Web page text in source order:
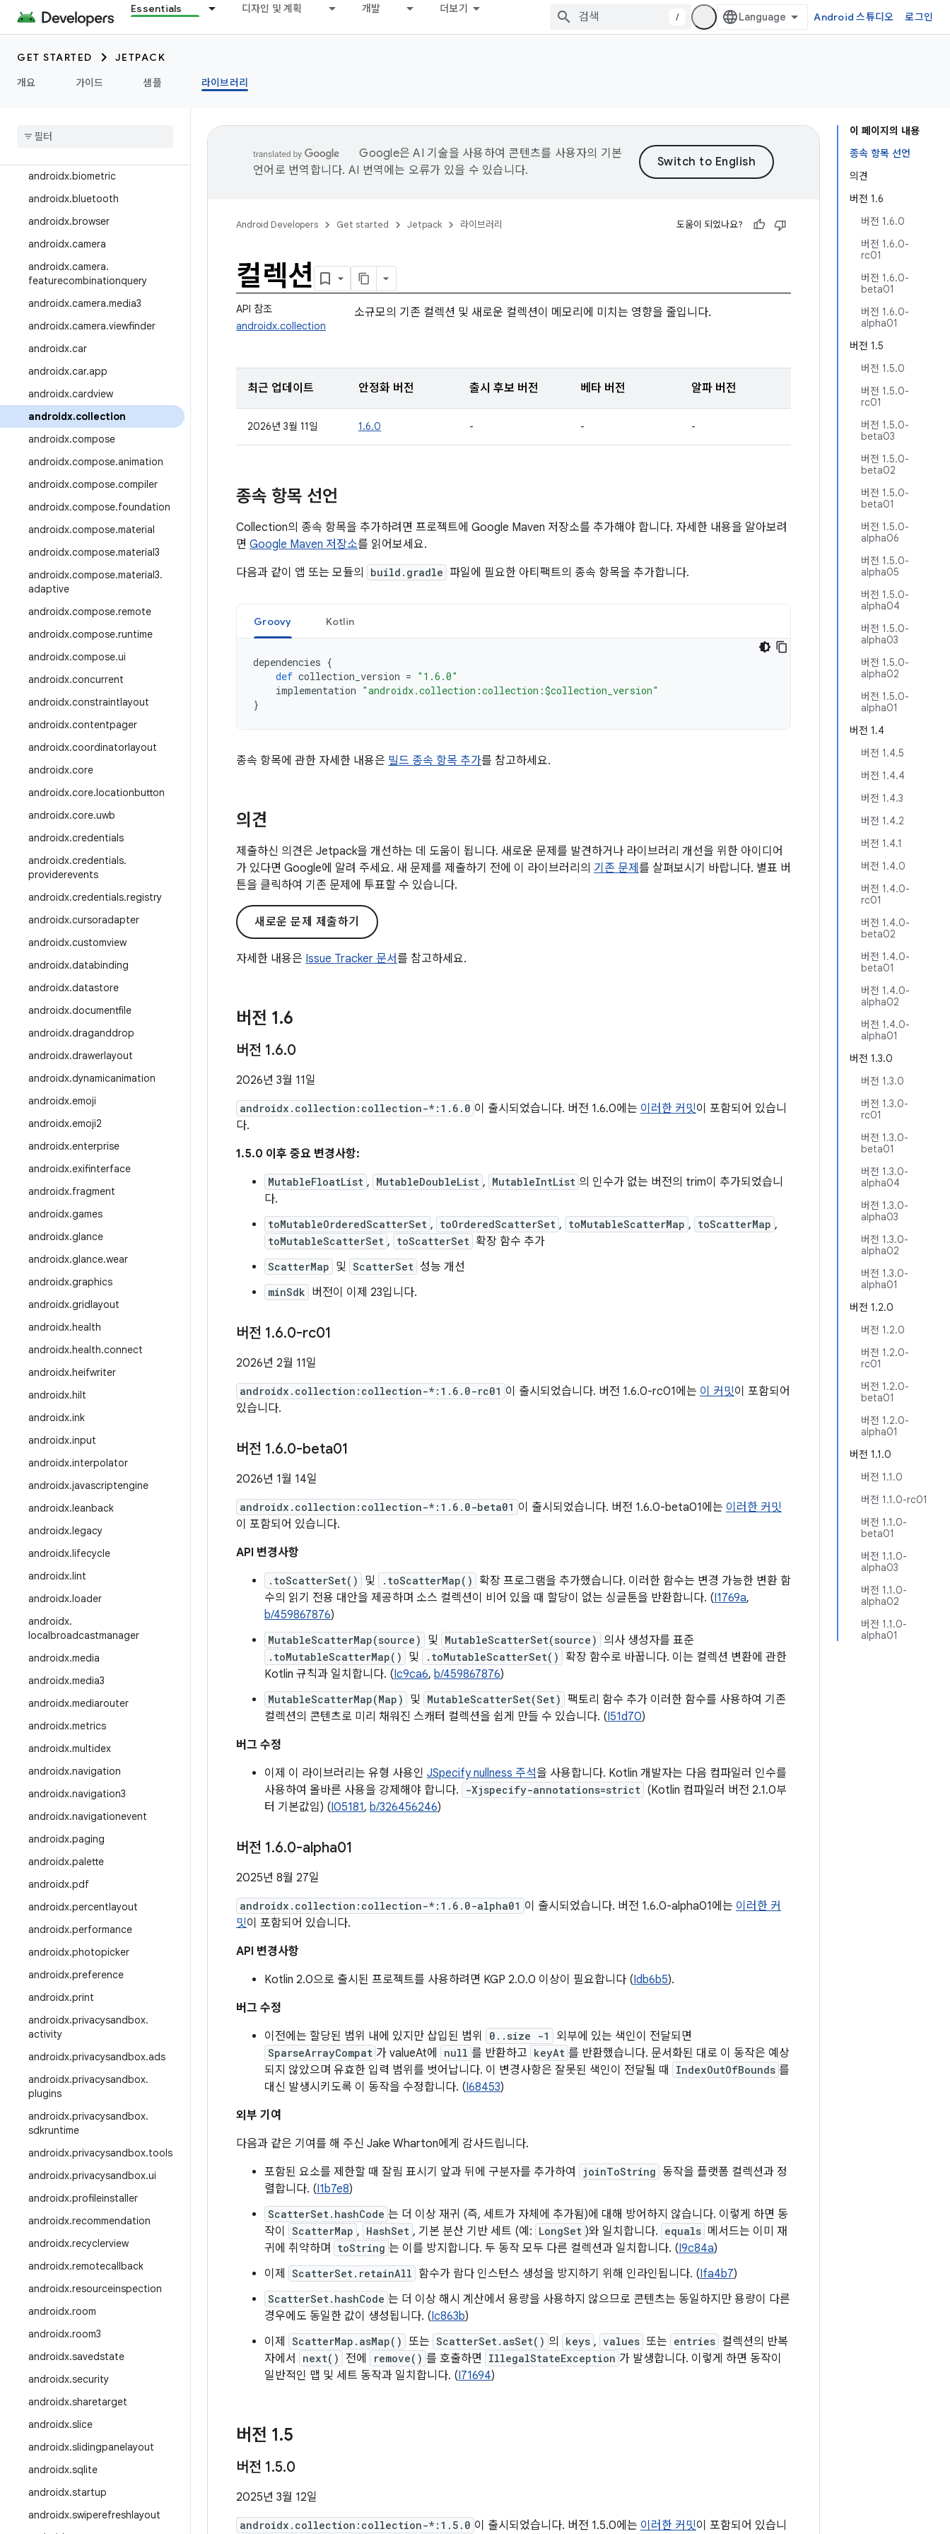
Essentials 디자인 및 계획 개발 더보기
/ Android 스튜디오 로그인
GET STARTED
JETPACK
개요
가이드 샘플 라이브러리
androidx.appcompat
androidx.appsearch
androidx.arch.core
androidx
androidx.biometric
androidx.bluetooth
androidx.browser
androidx.camera
androidx.camera.
featurecombinationquery
androidx.camera.media3
androidx.camera.viewfinder
androidx.car
androidx.car.app
androidx.cardview
androidx.collection
androidx.compose
androidx.compose.animation
androidx.compose.compiler
androidx.compose.foundation
androidx.compose.material
androidx.compose.material3
androidx.compose.material3.
adaptive
androidx.compose.remote
androidx.compose.runtime
androidx.compose.ui
androidx.concurrent
androidx.constraintlayout
androidx.contentpager
androidx.coordinatorlayout
androidx.core
androidx.core.locationbutton
androidx.core.uwb
androidx.credentials
androidx.credentials.
providerevents
androidx.credentials.registry
androidx.cursoradapter
androidx.customview
androidx.databinding
androidx.datastore
androidx.documentfile
androidx.draganddrop
androidx.drawerlayout
androidx.dynamicanimation
androidx.emoji
androidx.emoji2
androidx.enterprise
androidx.exifinterface
androidx.fragment
androidx.games
androidx.glance
androidx.glance.wear
androidx.graphics
androidx.gridlayout
androidx.health
androidx.health.connect
androidx.heifwriter
androidx.hilt
androidx.ink
androidx.input
androidx.interpolator
androidx.javascriptengine
androidx.leanback
androidx.legacy
androidx.lifecycle
androidx.lint
androidx.loader
androidx.
localbroadcastmanager
androidx.media
androidx.media3
androidx.mediarouter
androidx.metrics
androidx.multidex
androidx.navigation
androidx.navigation3
androidx.navigationevent
androidx.paging
androidx.palette
androidx.pdf
androidx.percentlayout
androidx.performance
androidx.photopicker
androidx.preference
androidx.print
androidx.privacysandbox.
activity
androidx.privacysandbox.ads
androidx.privacysandbox.
plugins
androidx.privacysandbox.
sdkruntime
androidx.privacysandbox.tools
androidx.privacysandbox.ui
androidx.profileinstaller
androidx.recommendation
androidx.recyclerview
androidx.remotecallback
androidx.resourceinspection
androidx.room
androidx.room3
androidx.savedstate
androidx.security
androidx.sharetarget
androidx.slice
androidx.slidingpanelayout
androidx.sqlite
androidx.startup
androidx.swiperefreshlayout
이 페이지의 내용
종속 항목 선언
의견
버전 1.6
버전 1.6.0
버전 1.6.0-
rc01
버전 1.6.0-
beta01
버전 1.6.0-
alpha01
버전 1.5
버전 1.5.0
버전 1.5.0-
rc01
버전 1.5.0-
beta03
버전 1.5.0-
beta02
버전 1.5.0-
beta01
버전 1.5.0-
alpha06
버전 1.5.0-
alpha05
버전 1.5.0-
alpha04
버전 1.5.0-
alpha03
버전 1.5.0-
alpha02
버전 1.5.0-
alpha01
버전 1.4
버전 1.4.5
버전 1.4.4
버전 1.4.3
버전 1.4.2
버전 1.4.1
버전 1.4.0
버전 1.4.0-
rc01
버전 1.4.0-
beta02
버전 1.4.0-
beta01
버전 1.4.0-
alpha02
버전 1.4.0-
alpha01
버전 1.3.0
버전 1.3.0
버전 1.3.0-
rc01
버전 1.3.0-
beta01
버전 1.3.0-
alpha04
버전 1.3.0-
alpha03
버전 1.3.0-
alpha02
버전 1.3.0-
alpha01
버전 1.2.0
버전 1.2.0
버전 1.2.0-
rc01
버전 1.2.0-
beta01
버전 1.2.0-
alpha01
버전 1.1.0
버전 1.1.0
버전 1.1.0-rc01
버전 1.1.0-
beta01
버전 1.1.0-
alpha03
버전 1.1.0-
alpha02
버전 1.1.0-
alpha01
Google은 AI 기술을 사용하여 콘텐츠를 사용자의 기본
언어로 번역합니다. AI 번역에는 오류가 있을 수 있습니다.
Android Developers Get started Jetpack 라이브러리 도움이 되었나요?
컬렉션
API 참조
androidx.collection
소규모의 기존 컬렉션 및 새로운 컬렉션이 메모리에 미치는 영향을 줄입니다.
최근 업데이트 안정화 버전 출시 후보 버전 베타 버전 알파 버전
2026년 3월 11일 1.6.0 - - -
종속 항목 선언
Collection의 종속 항목을 추가하려면 프로젝트에 Google Maven 저장소를 추가해야 합니다. 자세한 내용을 알아보려
면 Google Maven 저장소를 읽어보세요.
다음과 같이 앱 또는 모듈의
build.gradle 파일에 필요한 아티팩트의 종속 항목을 추가합니다.
Groovy Kotlin
dependencies {
def collection_version = "1.6.0"
implementation "androidx.collection:collection:$collection_version"
}
종속 항목에 관한 자세한 내용은 빌드 종속 항목 추가를 참고하세요.
의견
제출하신 의견은 Jetpack을 개선하는 데 도움이 됩니다. 새로운 문제를 발견하거나 라이브러리 개선을 위한 아이디어
가 있다면 Google에 알려 주세요. 새 문제를 제출하기 전에 이 라이브러리의 기존 문제 를 살펴보시기 바랍니다. 별표 버
튼을 클릭하여 기존 문제에 투표할 수 있습니다.
새로운 문제 제출하기
자세한 내용은 Issue Tracker 문서를 참고하세요.
버전 1.6
버전 1.6.0
2026년 3월 11일
androidx.collection:collection-*:1.6.0 이 출시되었습니다. 버전 1.6.0에는 이러한 커밋이 포함되어 있습니
다.
1.5.0 이후 중요 변경사항:
MutableFloatList , MutableDoubleList , MutableIntList 의 인수가 없는 버전의 trim이 추가되었습니
다.
toMutableOrderedScatterSet , toOrderedScatterSet , toMutableScatterMap , toScatterMap ,
toMutableScatterSet , toScatterSet 확장 함수 추가
ScatterMap 및 ScatterSet 성능 개선
minSdk 버전이 이제 23입니다.
버전 1.6.0-rc01
2026년 2월 11일
androidx.collection:collection-*:1.6.0-rc01 이 출시되었습니다. 버전 1.6.0-rc01에는 이 커밋이 포함되어
있습니다.
버전 1.6.0-beta01
2026년 1월 14일
androidx.collection:collection-*:1.6.0-beta01 이 출시되었습니다. 버전 1.6.0-beta01에는 이러한 커밋
이 포함되어 있습니다.
API 변경사항
.toScatterSet() 및 .toScatterMap()
확장 프로그램을 추가했습니다. 이러한 함수는 변경 가능한 변환 함
수의 읽기 전용 대안을 제공하며 소스 컬렉션이 비어 있을 때 할당이 없는 싱글톤을 반환합니다. (I1769a,
b/459867876)
MutableScatterMap(source) 및 MutableScatterSet(source) 의사 생성자를 표준
.toMutableScatterMap() 및 .toMutableScatterSet()
확장 함수로 바꿉니다. 이는 컬렉션 변환에 관한
Kotlin 규칙과 일치합니다. (Ic9ca6, b/459867876)
MutableScatterMap(Map) 및 MutableScatterSet(Set) 팩토리 함수 추가 이러한 함수를 사용하여 기존
컬렉션의 콘텐츠로 미리 채워진 스캐터 컬렉션을 쉽게 만들 수 있습니다. (I51d70)
버그 수정
이제 이 라이브러리는 유형 사용인 JSpecify nullness 주석을 사용합니다. Kotlin 개발자는 다음 컴파일러 인수를
사용하여 올바른 사용을 강제해야 합니다.
-Xjspecify-annotations=strict (Kotlin 컴파일러 버전 2.1.0부
터 기본값임) (I05181, b/326456246)
버전 1.6.0-alpha01
2025년 8월 27일
androidx.collection:collection-*:1.6.0-alpha01 이 출시되었습니다. 버전 1.6.0-alpha01에는 이러한 커
밋이 포함되어 있습니다.
API 변경사항
Kotlin 2.0으로 출시된 프로젝트를 사용하려면 KGP 2.0.0 이상이 필요합니다 (Idb6b5).
버그 수정
이전에는 할당된 범위 내에 있지만 삽입된 범위
0..size -1 외부에 있는 색인이 전달되면
SparseArrayCompat 가 valueAt에 null 를 반환하고 keyAt 를 반환했습니다. 문서화된 대로 이 동작은 예상
되지 않았으며 유효한 입력 범위를 벗어납니다. 이 변경사항은 잘못된 색인이 전달될 때
IndexOutOfBounds 를
대신 발생시키도록 이 동작을 수정합니다. (I68453)
외부 기여
다음과 같은 기여를 해 주신 Jake Wharton에게 감사드립니다.
포함된 요소를 제한할 때 잘림 표시기 앞과 뒤에 구분자를 추가하여
joinToString 동작을 플랫폼 컬렉션과 정
렬합니다. (I1b7e8)
ScatterSet.hashCode 는 더 이상 재귀 (즉, 세트가 자체에 추가됨)에 대해 방어하지 않습니다. 이렇게 하면 동
작이
ScatterMap , HashSet , 기본 분산 기반 세트 (예: LongSet )와 일치합니다. equals 메서드는 이미 재
귀에 취약하며
toString 는 이를 방지합니다. 두 동작 모두 다른 컬렉션과 일치합니다. (I9c84a)
이제
ScatterSet.retainAll 함수가 람다 인스턴스 생성을 방지하기 위해 인라인됩니다. (Ifa4b7)
ScatterSet.hashCode 는 더 이상 해시 계산에서 용량을 사용하지 않으므로 콘텐츠는 동일하지만 용량이 다른
경우에도 동일한 값이 생성됩니다. (Ic863b)
이제
ScatterMap.asMap() 또는 ScatterSet.asSet() 의 keys , values 또는 entries 컬렉션의 반복
자에서
next() 전에 remove() 를 호출하면 IllegalStateException 가 발생합니다. 이렇게 하면 동작이
일반적인 맵 및 세트 동작과 일치합니다. (I71694)
버전 1.5
버전 1.5.0
2025년 3월 12일
androidx.collection:collection-*:1.5.0 이 출시되었습니다. 버전 1.5.0에는 이러한 커밋이 포함되어 있습니